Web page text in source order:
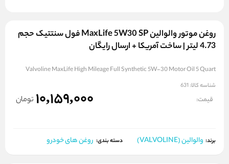
روغن موتور والوالین MaxLife 5W30 SP فول سنتتیک حجم
4.73 لیتر | ساخت آمریکا + ارسال رایگان
Valvoline MaxLife High Mileage Full Synthetic 5W-30 Motor Oil 5 Quart
شناسه کالا: 631
قیمت: 10,159,000 تومان
برند: والوالین (VALVOLINE) دسته بندی: روغن های خودرو